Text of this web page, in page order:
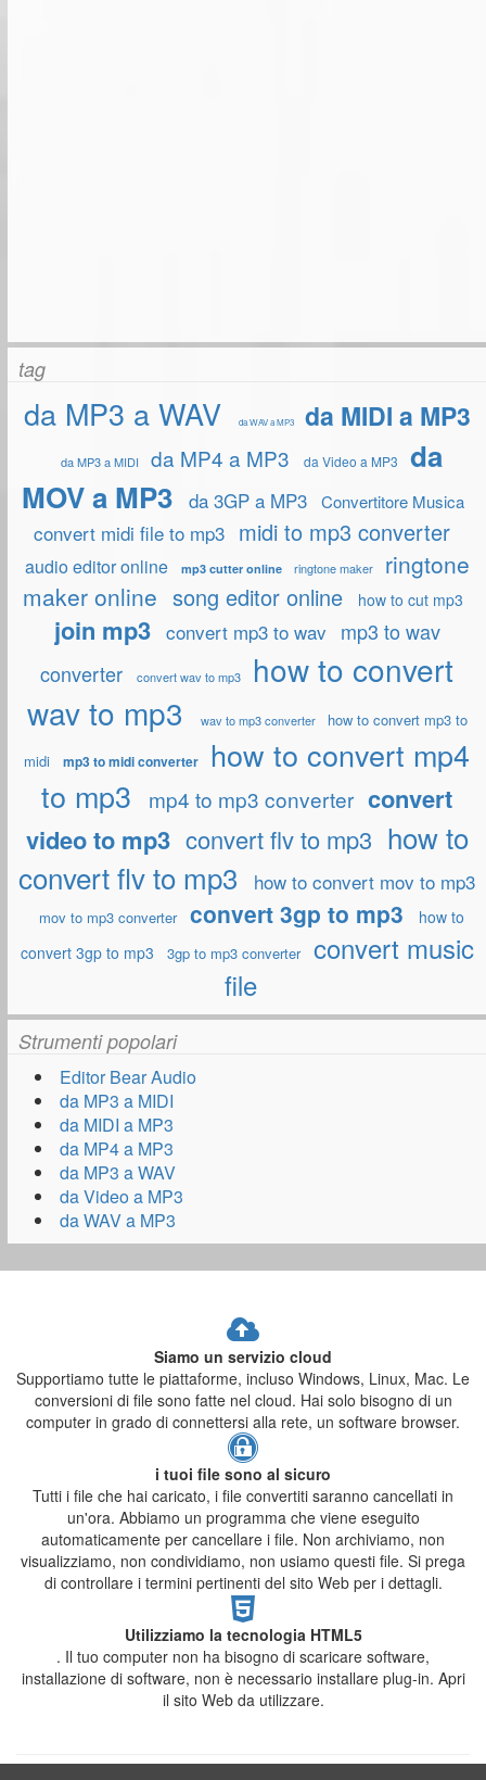
tag
da MP3 a WAV da WAV a MP3 da MIDI a MP3
da MP3 a MIDI da MP4 a MP3 da Video a MP3
da
MOV a MP3
da 3GP a MP3 Convertitore Musica
convert midi file to mp3 midi to mp3 converter
audio editor online mp3 cutter online ringtone maker
ringtone
maker online song editor online how to cut mp3
join mp3 convert mp3 to wav mp3 to wav
converter
convert wav to mp3
how to convert
wav to mp3
wav to mp3 converter
how to convert mp3 to
midi
mp3 to midi converter
how to convert mp4
to mp3
mp4 to mp3 converter convert
video to mp3 convert flv to mp3 how to
convert flv to mp3
how to convert mov to mp3
mov to mp3 converter convert 3gp to mp3
how to
convert 3gp to mp3
3gp to mp3 converter
convert music
file
Strumenti popolari
Editor Bear Audio
da MP3 a MIDI
da MIDI a MP3
da MP4 a MP3
da MP3 a WAV
da Video a MP3
da WAV a MP3
Siamo un servizio cloud
Supportiamo tutte le piattaforme, incluso Windows, Linux, Mac. Le
conversioni di file sono fatte nel cloud. Hai solo bisogno di un
computer in grado di connettersi alla rete, un software browser.
i tuoi file sono al sicuro
Tutti i file che hai caricato, i file convertiti saranno cancellati in
un'ora. Abbiamo un programma che viene eseguito
automaticamente per cancellare i file. Non archiviamo, non
visualizziamo, non condividiamo, non usiamo questi file. Si prega
di controllare i termini pertinenti del sito Web per i dettagli.
Utilizziamo la tecnologia HTML5
. Il tuo computer non ha bisogno di scaricare software,
installazione di software, non è necessario installare plug-in. Apri
il sito Web da utilizzare.